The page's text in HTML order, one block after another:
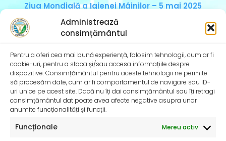
Administrează
consimțământul
Pentru a oferi cea mai bună experiență, folosim tehnologii, cum ar fi
cookie-uri, pentru a stoca și/sau accesa informațiile despre
dispozitive. Consimțământul pentru aceste tehnologii ne permite
să procesăm date, cum ar fi comportamentul de navigare sau ID-
uri unice pe acest site. Dacă nu îți dai consimțământul sau îți retragi
consimțământul dat poate avea afecte negative asupra unor
anumite funcționalități și funcții.
Funcționale Mereu activ
Ziua Mondială a Igienei Mâinilor – 5 mai 2025
Institutul Național de Sănătate Publică și Direcțiile de
Sănătate Publică Județene se alătură și în